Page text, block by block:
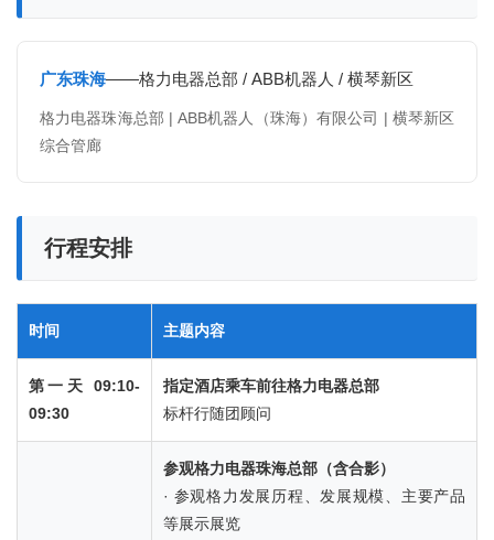
广东珠海——格力电器总部 / ABB机器人 / 横琴新区
格力电器珠海总部 | ABB机器人（珠海）有限公司 | 横琴新区
综合管廊
行程安排
时间 主题内容
第一天 09:10-
09:30
指定酒店乘车前往格力电器总部
标杆行随团顾问
参观格力电器珠海总部（含合影）
· 参观格力发展历程、发展规模、主要产品
等展示展览